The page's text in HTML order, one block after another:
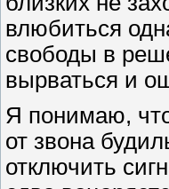
влюбиться
свободы в
вырваться и
Я понимаю,
от звона
отключить